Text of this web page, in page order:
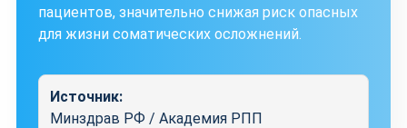
пациентов, значительно снижая риск опасных
для жизни соматических осложнений.
Источник:
Минздрав РФ / Академия РПП